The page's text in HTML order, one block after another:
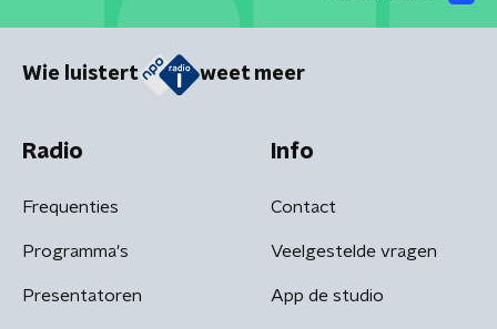
Wie luistert weet meer
Radio
Frequenties
Programma's
Presentatoren
Info
Contact
Veelgestelde vragen
App de studio